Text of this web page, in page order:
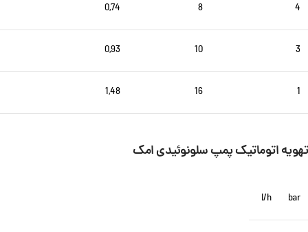
4
8
0,74
3
10
0,93
1
16
1,48
تهویه اتوماتیک پمپ سلونوئیدی امک
bar
l/h